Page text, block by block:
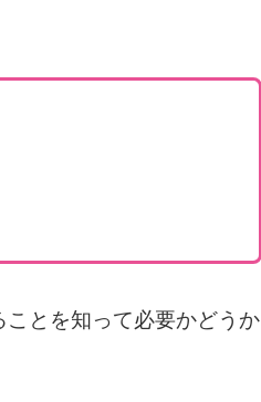
とを知って必要かどうか